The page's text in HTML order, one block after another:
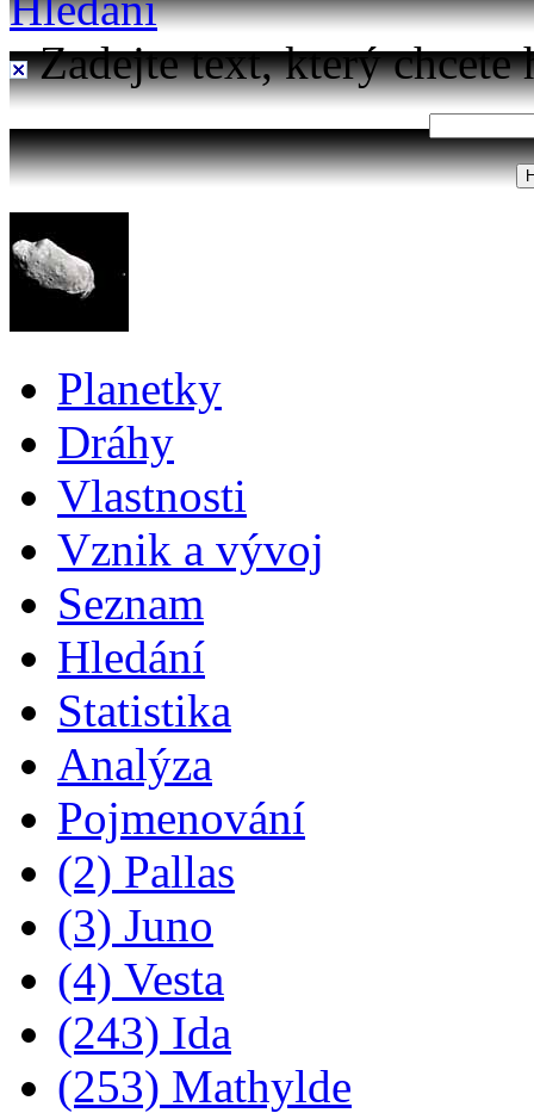
Zadejte text, který chcete
Planetky
Dráhy
Vlastnosti
Vznik a vývoj
Seznam
Hledání
Statistika
Analýza
Pojmenování
(2) Pallas
(3) Juno
(4) Vesta
(243) Ida
(253) Mathylde